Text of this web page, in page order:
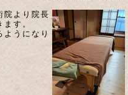
院より院長
す。
うになり